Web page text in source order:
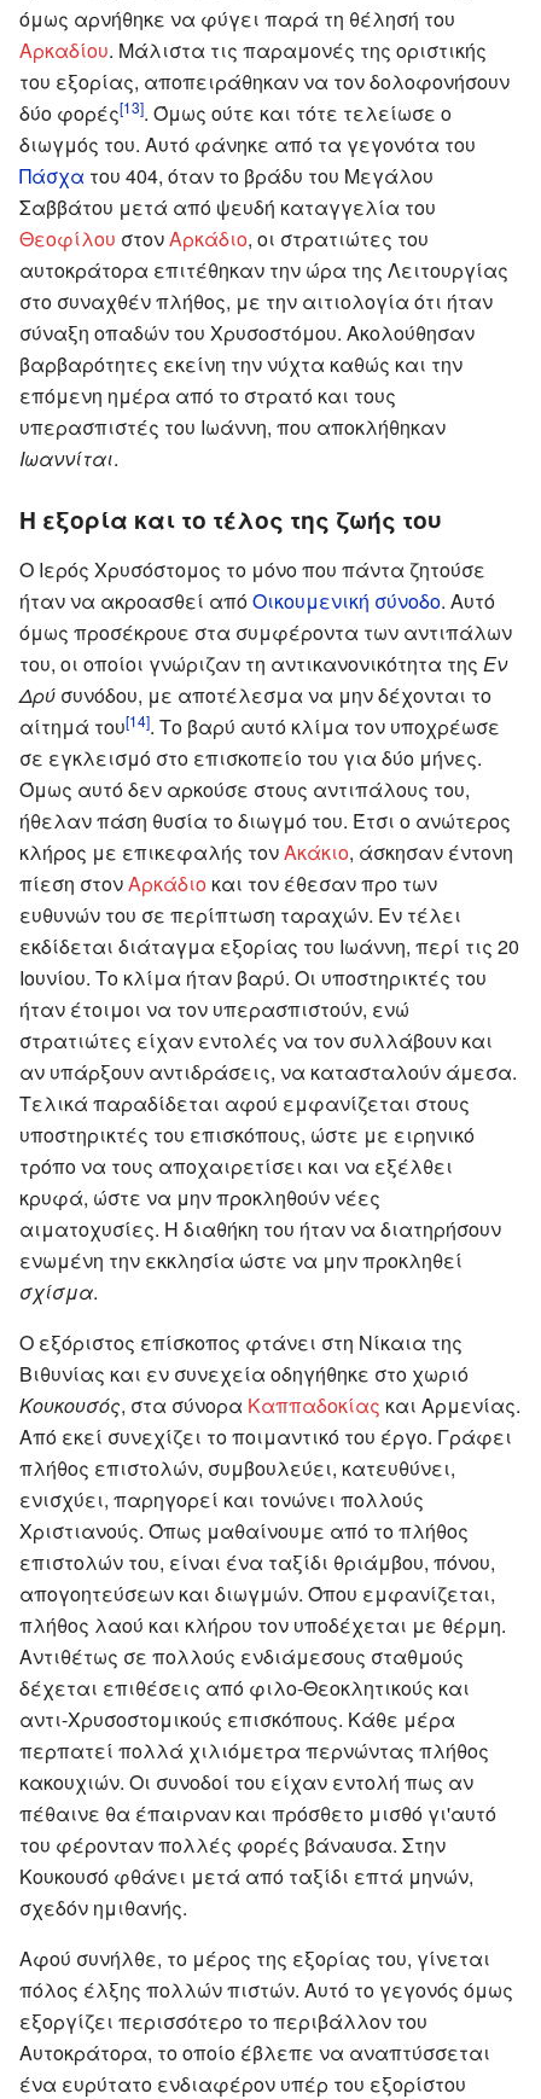
όμως αρνήθηκε να φύγει παρά τη θέλησή του
Αρκαδίου. Μάλιστα τις παραμονές της οριστικής
του εξορίας, αποπειράθηκαν να τον δολοφονήσουν
δύο φορές[13]. Όμως ούτε και τότε τελείωσε ο
διωγμός του. Αυτό φάνηκε από τα γεγονότα του
Πάσχα του 404, όταν το βράδυ του Μεγάλου
Σαββάτου μετά από ψευδή καταγγελία του
Θεοφίλου στονΑρκάδιο, οι στρατιώτες του
αυτοκράτορα επιτέθηκαν την ώρα της Λειτουργίας
στο συναχθέν πλήθος, με την αιτιολογία ότι ήταν
σύναξη οπαδών του Χρυσοστόμου. Ακολούθησαν
βαρβαρότητες εκείνη την νύχτα καθώς και την
επόμενη ημέρα από το στρατό και τους
υπερασπιστές του Ιωάννη, που αποκλήθηκαν
Ιωαννίται.
Η εξορία και το τέλος της ζωής του
Ο Ιερός Χρυσόστομος το μόνο που πάντα ζητούσε
ήταν να ακροασθεί απόΟικουμενική σύνοδο. Αυτό
όμως προσέκρουε στα συμφέροντα των αντιπάλων
του, οι οποίοι γνώριζαν τη αντικανονικότητα της Εν
Δρύ συνόδου, με αποτέλεσμα να μην δέχονται το
αίτημά του[14]. Το βαρύ αυτό κλίμα τον υποχρέωσε
σε εγκλεισμό στο επισκοπείο του για δύο μήνες.
Όμως αυτό δεν αρκούσε στους αντιπάλους του,
ήθελαν πάση θυσία το διωγμό του. Έτσι ο ανώτερος
κλήρος με επικεφαλής τονΑκάκιο, άσκησαν έντονη
πίεση στονΑρκάδιο και τον έθεσαν προ των
ευθυνών του σε περίπτωση ταραχών. Εν τέλει
εκδίδεται διάταγμα εξορίας του Ιωάννη, περί τις 20
Ιουνίου. Το κλίμα ήταν βαρύ. Οι υποστηρικτές του
ήταν έτοιμοι να τον υπερασπιστούν, ενώ
στρατιώτες είχαν εντολές να τον συλλάβουν και
αν υπάρξουν αντιδράσεις, να κατασταλούν άμεσα.
Τελικά παραδίδεται αφού εμφανίζεται στους
υποστηρικτές του επισκόπους, ώστε με ειρηνικό
τρόπο να τους αποχαιρετίσει και να εξέλθει
κρυφά, ώστε να μην προκληθούν νέες
αιματοχυσίες. Η διαθήκη του ήταν να διατηρήσουν
ενωμένη την εκκλησία ώστε να μην προκληθεί
σχίσμα.
Ο εξόριστος επίσκοπος φτάνει στη Νίκαια της
Βιθυνίας και εν συνεχεία οδηγήθηκε στο χωριό
Κουκουσός, στα σύνορα Καππαδοκίας και Αρμενίας.
Από εκεί συνεχίζει το ποιμαντικό του έργο. Γράφει
πλήθος επιστολών, συμβουλεύει, κατευθύνει,
ενισχύει, παρηγορεί και τονώνει πολλούς
Χριστιανούς. Όπως μαθαίνουμε από το πλήθος
επιστολών του, είναι ένα ταξίδι θριάμβου, πόνου,
απογοητεύσεων και διωγμών. Όπου εμφανίζεται,
πλήθος λαού και κλήρου τον υποδέχεται με θέρμη.
Αντιθέτως σε πολλούς ενδιάμεσους σταθμούς
δέχεται επιθέσεις από φιλο-Θεοκλητικούς και
αντι-Χρυσοστομικούς επισκόπους. Κάθε μέρα
περπατεί πολλά χιλιόμετρα περνώντας πλήθος
κακουχιών. Οι συνοδοί του είχαν εντολή πως αν
πέθαινε θα έπαιρναν και πρόσθετο μισθό γι'αυτό
του φέρονταν πολλές φορές βάναυσα. Στην
Κουκουσό φθάνει μετά από ταξίδι επτά μηνών,
σχεδόν ημιθανής.
Αφού συνήλθε, το μέρος της εξορίας του, γίνεται
πόλος έλξης πολλών πιστών. Αυτό το γεγονός όμως
εξοργίζει περισσότερο το περιβάλλον του
Αυτοκράτορα, το οποίο έβλεπε να αναπτύσσεται
ένα ευρύτατο ενδιαφέρον υπέρ του εξορίστου